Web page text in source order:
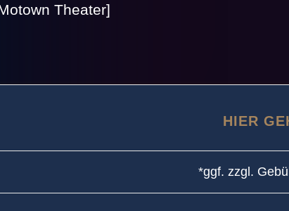
Theater]
HIER
*ggf. zzgl.